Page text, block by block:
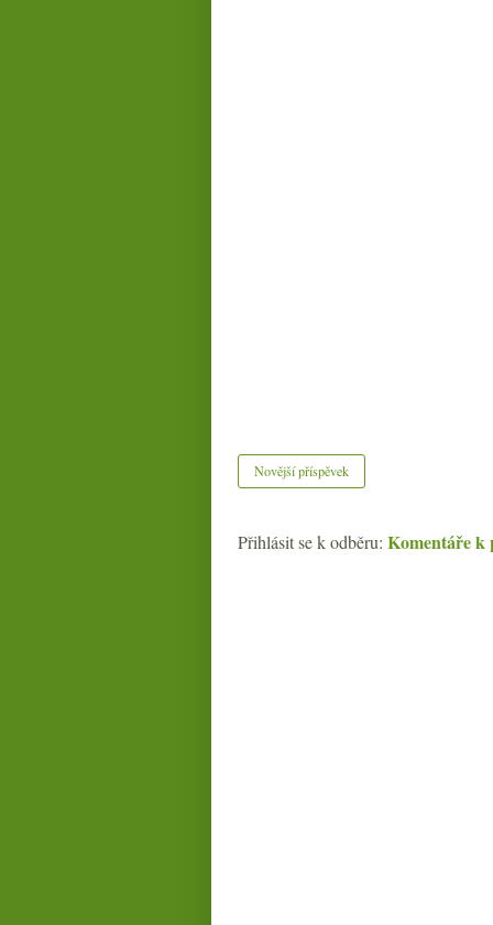
Novější příspěvek
Přihlásit se k odběru: Komentáře k